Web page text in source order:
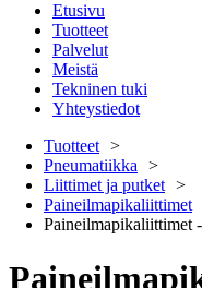
Etusivu
Tuotteet
Palvelut
Meistä
Tekninen tuki
Yhteystiedot
Tuotteet
Pneumatiikka
Liittimet ja putket
Paineilmapikaliittimet
Paineilmapikaliittimet